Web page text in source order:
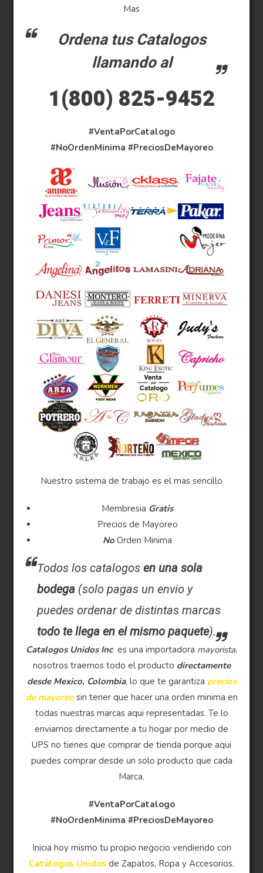
Mas
Ordena tus Catalogos
llamando al
1(800) 825-9452
#VentaPorCatalogo
#NoOrdenMinima #PreciosDeMayoreo
Nuestro sistema de trabajo es el mas sencillo
Membresia Gratis
Precios de Mayoreo
No Orden Minima
Todos los catalogosen una sola
bodega (solo pagas un envio y
puedes ordenar de distintas marcas
todo te llega en el mismo paquete).
Catalogos Unidos Inc es una importadora mayorista,
nosotros traemos todo el producto directamente
desde Mexico, Colombia, lo que te garantiza precios
de mayoreosin tener que hacer una orden minima en
todas nuestras marcas aqui representadas. Te lo
enviamos directamente a tu hogar por medio de
UPS no tienes que comprar de tienda porque aqui
puedes comprar desde un solo producto que cada
Marca.
#VentaPorCatalogo
#NoOrdenMinima #PreciosDeMayoreo
Inicia hoy mismo tu propio negocio vendiendo con
Catálogos Unidos de Zapatos, Ropa y Accesorios.